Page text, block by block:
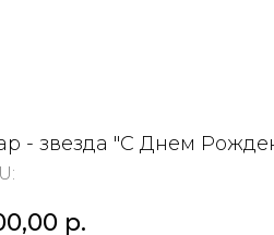
- звезда "С Днем
р.